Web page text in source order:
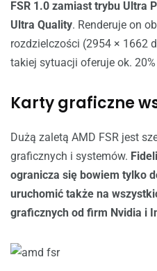
FSR 1.0 zamiast trybu Ultra
Ultra Quality. Renderuje on
rozdzielczości (2954 × 1662
takiej sytuacji oferuje ok.
Karty graficzne
Dużą zaletą AMD FSR jest
graficznych i systemów.
ogranicza się bowiem tylko
uruchomić także na
graficznych od firm Nvidia i